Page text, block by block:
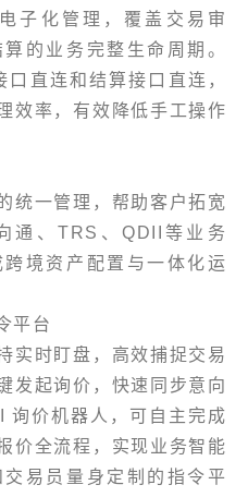
子化管理，覆盖交易审
的业务完整生命周期。
直连和结算接口直连，
效率，有效降低手工操作
统一管理，帮助客户拓宽
通、TRS、QDII等业务
境资产配置与一体化运
平台
实时盯盘，高效捕捉交易
发起询价，快速同步意向
询价机器人，可自主完成
价全流程，实现业务智能
易员量身定制的指令平